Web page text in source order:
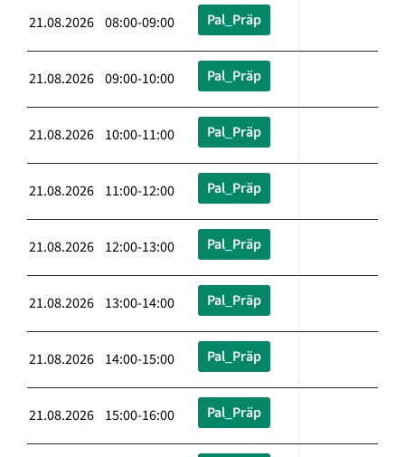
21.08.2026 08:00-09:00 Pal_Präp
21.08.2026 09:00-10:00 Pal_Präp
21.08.2026 10:00-11:00 Pal_Präp
21.08.2026 11:00-12:00 Pal_Präp
21.08.2026 12:00-13:00 Pal_Präp
21.08.2026 13:00-14:00 Pal_Präp
21.08.2026 14:00-15:00 Pal_Präp
21.08.2026 15:00-16:00 Pal_Präp